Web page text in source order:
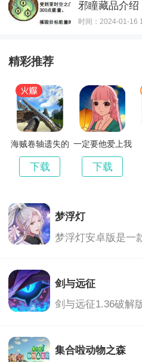
邪瞳藏品介绍
时间：2024-01-16
精彩推荐
海贼卷轴遗失的
下载
一定要他爱上我
下载
梦浮灯
剑与远征
集合啦动物之森